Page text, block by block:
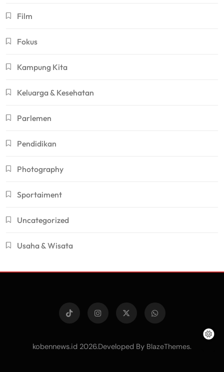
Film
Fokus
Kampung Kita
Keluarga & Kesehatan
Parlemen
Pendidikan
Photography
Sportaiment
Uncategorized
Usaha & Wisata
kobennews.id 2026.Developed By BlazeThemes.